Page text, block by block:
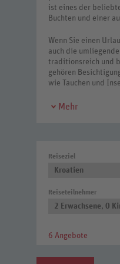
ist eines der
Buchten und einer
Wenn Sie einen
auch die
traditionsreich und
gehören
wie Tauchen und
Novigrad, auch als
von der Altstadt
Dajla. Dieser
Buchen Sie ein
Mehr
Reiseziel
Kroatien
Reiseteilnehmer
2 Erwachsene, 0
6 Angebote